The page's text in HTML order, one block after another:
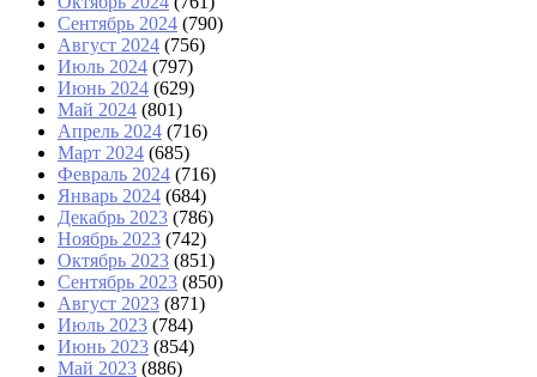
Сентябрь 2024 (790)
Август 2024 (756)
Июль 2024 (797)
Июнь 2024 (629)
Май 2024 (801)
Апрель 2024 (716)
Март 2024 (685)
Февраль 2024 (716)
Январь 2024 (684)
Декабрь 2023 (786)
Ноябрь 2023 (742)
Октябрь 2023 (851)
Сентябрь 2023 (850)
Август 2023 (871)
Июль 2023 (784)
Июнь 2023 (854)
Май 2023 (886)